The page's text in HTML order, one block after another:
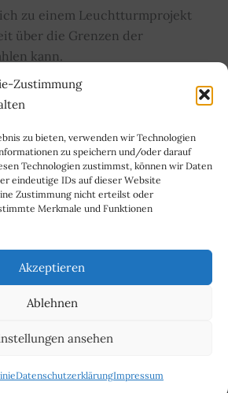
Zustimmung
zu bieten, verwenden wir Technologien
zu speichern und/oder darauf
Technologien zustimmst, können wir Daten
eindeutige IDs auf dieser Website
Zustimmung nicht erteilst oder
Merkmale und Funktionen
Akzeptieren
Ablehnen
ansehen
DatenschutzerklärungImpressum
zu einem Leuchtturmprojekt
über die Grenzen der
kann.
Kontakt
Richtlinie (EU)